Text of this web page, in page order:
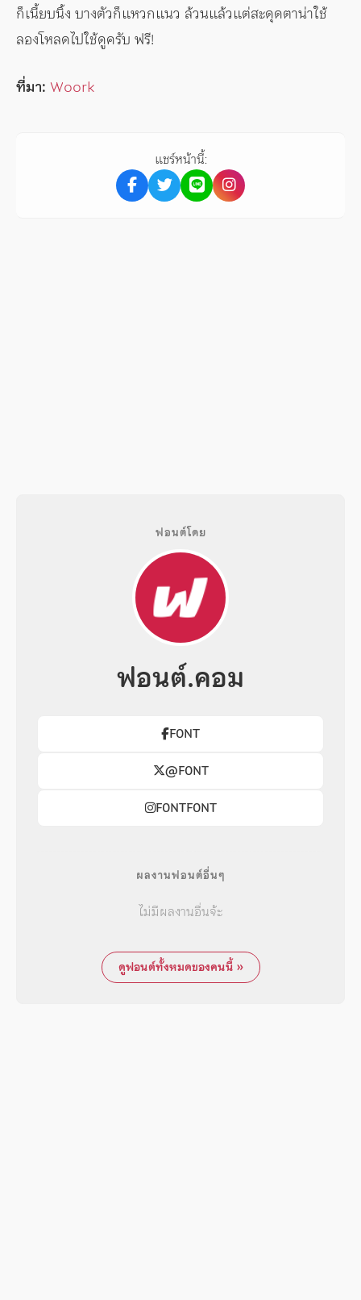
ก็เนี้ยบนิ้ง บางตัวก็แหวกแนว ล้วนแล้วแต่สะดุดตาน่าใช้
ลองโหลดไปใช้ดูครับ ฟรี!
ที่มา: Woork
แชร์หน้านี้:
ฟอนต์โดย
ฟอนต์.คอม
F0NT
@F0NT
F0NTF0NT
ผลงานฟอนต์อื่นๆ
ไม่มีผลงานอื่นจ้ะ
ดูฟอนต์ทั้งหมดของคนนี้ »